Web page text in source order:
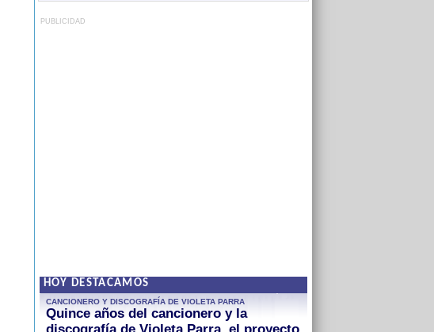
PUBLICIDAD
HOY DESTACAMOS
CANCIONERO Y DISCOGRAFÍA DE VIOLETA PARRA
Quince años del cancionero y la